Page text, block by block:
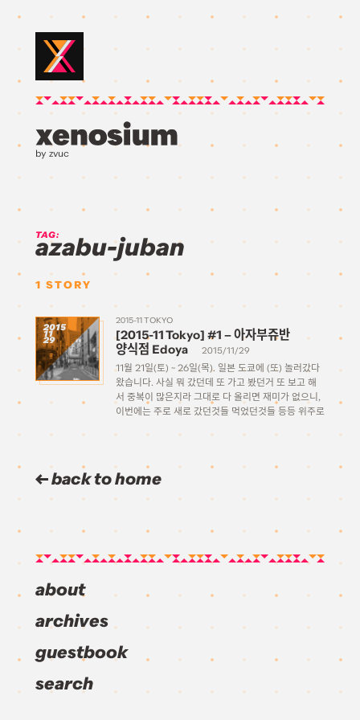
by zvuc
TAG:
azabu-juban
1 STORY
2015
11
29
2015-11 TOKYO
[2015-11 Tokyo] #1 – 아자부쥬반
양식점 Edoya
2015/11/29
11월 21일(토) ~ 26일(목). 일본 도쿄에 (또) 놀러갔다
왔습니다. 사실 뭐 갔던데 또 가고 봤던거 또 보고 해
서 중복이 많은지라 그대로 다 올리면 재미가 없으니,
이번에는 주로 새로 갔던것들 먹었던것들 등등 위주로
back to home
about
archives
guestbook
search